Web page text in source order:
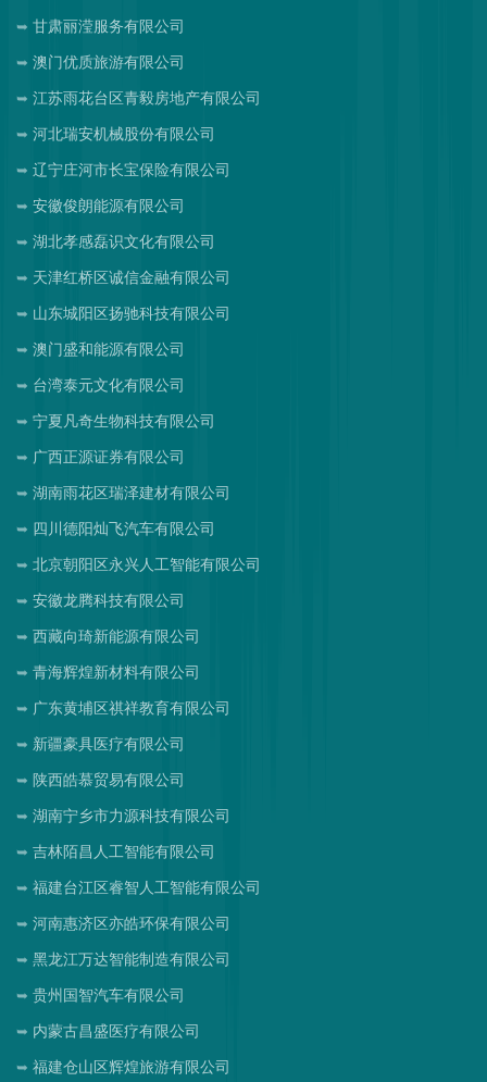
甘肃丽滢服务有限公司
澳门优质旅游有限公司
江苏雨花台区青毅房地产有限公司
河北瑞安机械股份有限公司
辽宁庄河市长宝保险有限公司
安徽俊朗能源有限公司
湖北孝感磊识文化有限公司
天津红桥区诚信金融有限公司
山东城阳区扬驰科技有限公司
澳门盛和能源有限公司
台湾泰元文化有限公司
宁夏凡奇生物科技有限公司
广西正源证券有限公司
湖南雨花区瑞泽建材有限公司
四川德阳灿飞汽车有限公司
北京朝阳区永兴人工智能有限公司
安徽龙腾科技有限公司
西藏向琦新能源有限公司
青海辉煌新材料有限公司
广东黄埔区祺祥教育有限公司
新疆豪具医疗有限公司
陕西皓慕贸易有限公司
湖南宁乡市力源科技有限公司
吉林陌昌人工智能有限公司
福建台江区睿智人工智能有限公司
河南惠济区亦皓环保有限公司
黑龙江万达智能制造有限公司
贵州国智汽车有限公司
内蒙古昌盛医疗有限公司
福建仓山区辉煌旅游有限公司